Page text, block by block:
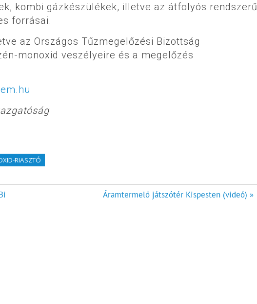
kombi gázkészülékek, illetve az átfolyós rendszerű
forrásai.
az Országos Tűzmegelőzési Bizottság
monoxid veszélyeire és a megelőzés
RIASZTÓ
Áramtermelő játszótér Kispesten (videó) »